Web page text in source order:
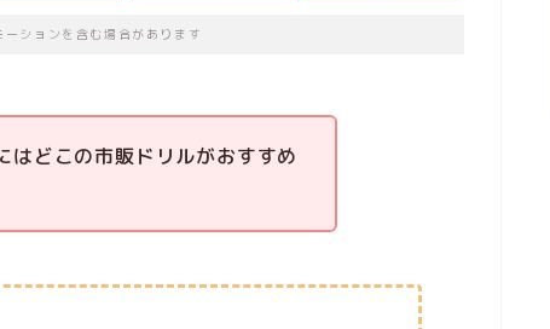
ションを含む場合があります
はどこの市販ドリルがおすすめ